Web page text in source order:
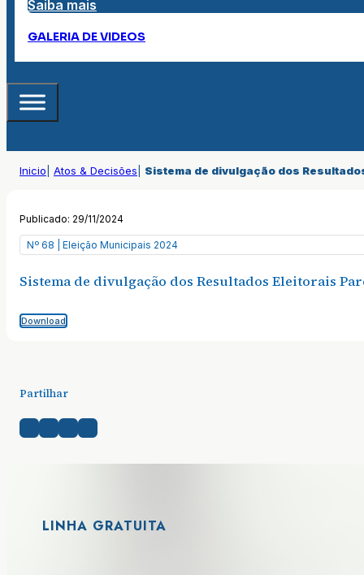
Saiba mais
GALERIA DE VIDEOS
Inicio Atos & Decisões Sistema de divulgação dos
Publicado: 29/11/2024
Nº 68 | Eleição Municipais 2024
Sistema de divulgação dos Resultados Eleitorais
Download
Partilhar
LINHA GRATUITA